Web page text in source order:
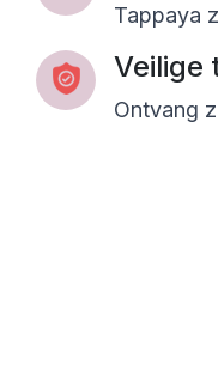
Tappaya
Veilige
Ontvang